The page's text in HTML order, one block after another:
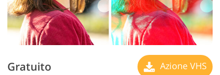
Gratuito Azione VHS